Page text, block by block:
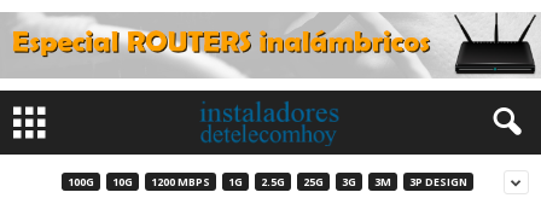
100G 10G 1200 MBPS 1G 2.5G 25G 3G 3M 3P DESIGN